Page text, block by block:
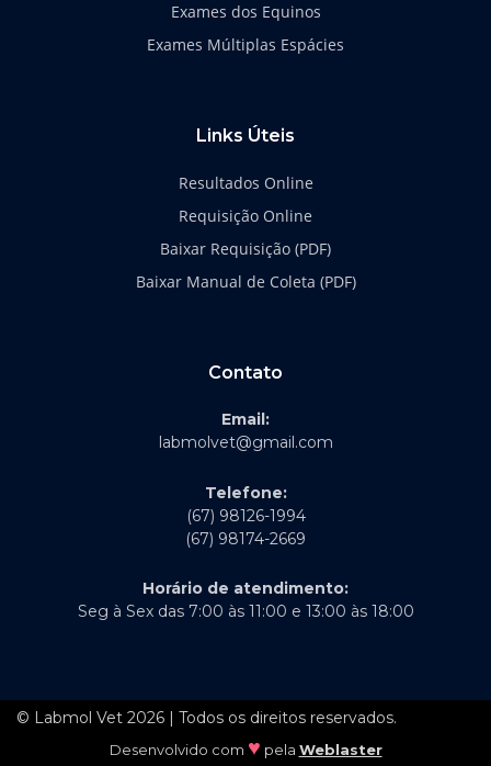
Exames dos Equinos
Exames Múltiplas Espácies
Links Úteis
Resultados Online
Requisição Online
Baixar Requisição (PDF)
Baixar Manual de Coleta (PDF)
Contato
Email:
labmolvet@gmail.com
Telefone:
(67) 98126-1994
(67) 98174-2669
Horário de atendimento:
Seg à Sex das 7:00 às 11:00 e 13:00 às 18:00
© Labmol Vet 2026 | Todos os direitos reservados.
Desenvolvido com ♥ pela Weblaster